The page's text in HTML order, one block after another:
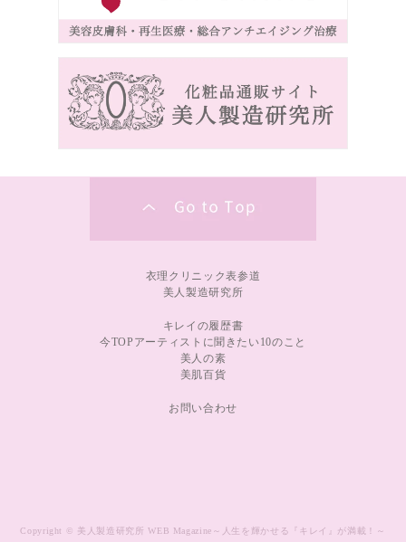
衣理クリニック表参道
美人製造研究所
キレイの履歴書
今TOPアーティストに聞きたい10のこと
美人の素
美肌百貨
お問い合わせ
Copyright © 美人製造研究所 WEB Magazine～人生を輝かせる『キレイ』が満載！～